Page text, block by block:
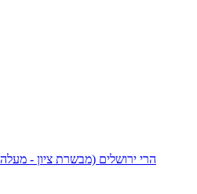
הרי ירושלים (מבשרת ציון -